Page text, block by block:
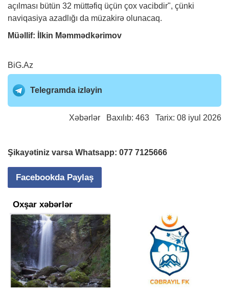
açılması bütün 32 müttəfiq üçün çox vacibdir", çünki
naviqasiya azadlığı da müzakirə olunacaq.
Müəllif: İlkin Məmmədkərimov
BiG.Az
Telegramda izləyin
Xəbərlər Baxılıb: 463 Tarix: 08 iyul 2026
Şikayətiniz varsa Whatsapp: 077 7125666
Facebookda Paylaş
Oxşar xəbərlər